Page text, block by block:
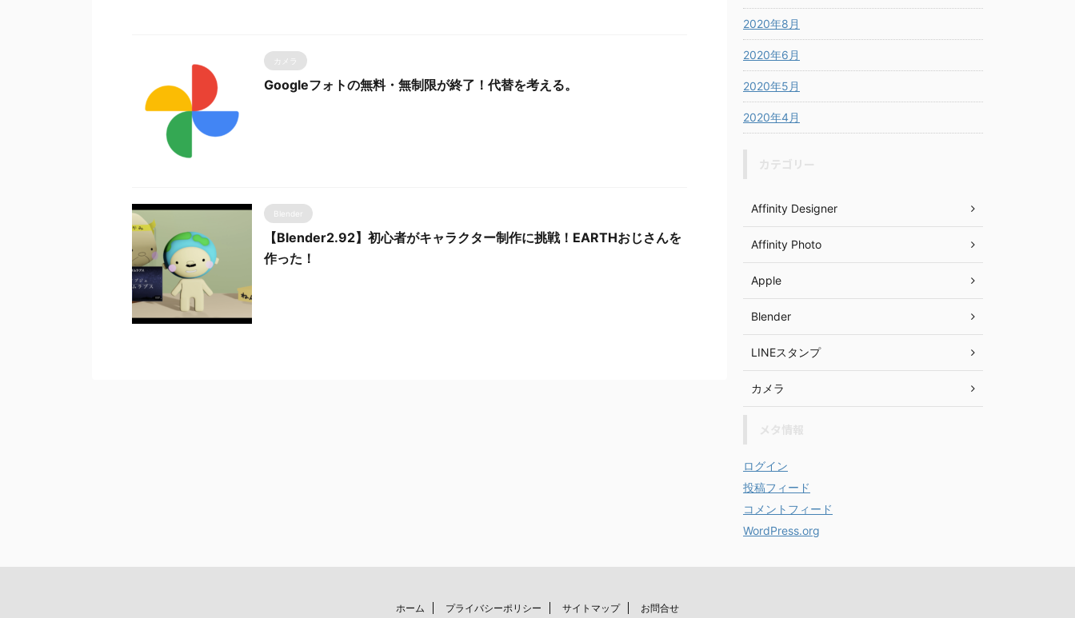
カメラ
Googleフォトの無料・無制限が終了！代替を考える。
Blender
【Blender2.92】初心者がキャラクター制作に挑戦！EARTHおじさんを
作った！
2020年8月
2020年6月
2020年5月
2020年4月
Affinity Designer
Affinity Photo
Apple
Blender
LINEスタンプ
カメラ
ログイン
投稿フィード
コメントフィード
WordPress.org
ホーム プライバシーポリシー サイトマップ お問合せ